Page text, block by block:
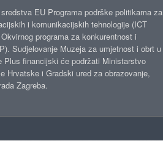
EU Programa podrške politikama za
i komunikacijskih tehnologije (ICT
programa za konkurentnost i
Sudjelovanje Muzeja za umjetnost i obrt u
Plus financijski će podržati Ministarstvo
Hrvatske i Gradski ured za obrazovanje,
Zagreba.